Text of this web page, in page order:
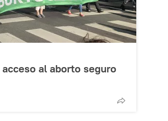
al aborto seguro